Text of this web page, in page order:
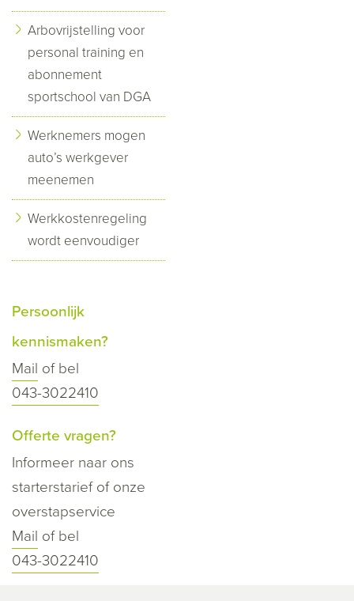
Arbovrijstelling voor
personal training en
abonnement
sportschool van DGA
Werknemers mogen
auto’s werkgever
meenemen
Werkkostenregeling
wordt eenvoudiger
Persoonlijk
kennismaken?
Mail of bel
043-3022410
Offerte vragen?
Informeer naar ons
starterstarief of onze
overstapservice
Mail of bel
043-3022410